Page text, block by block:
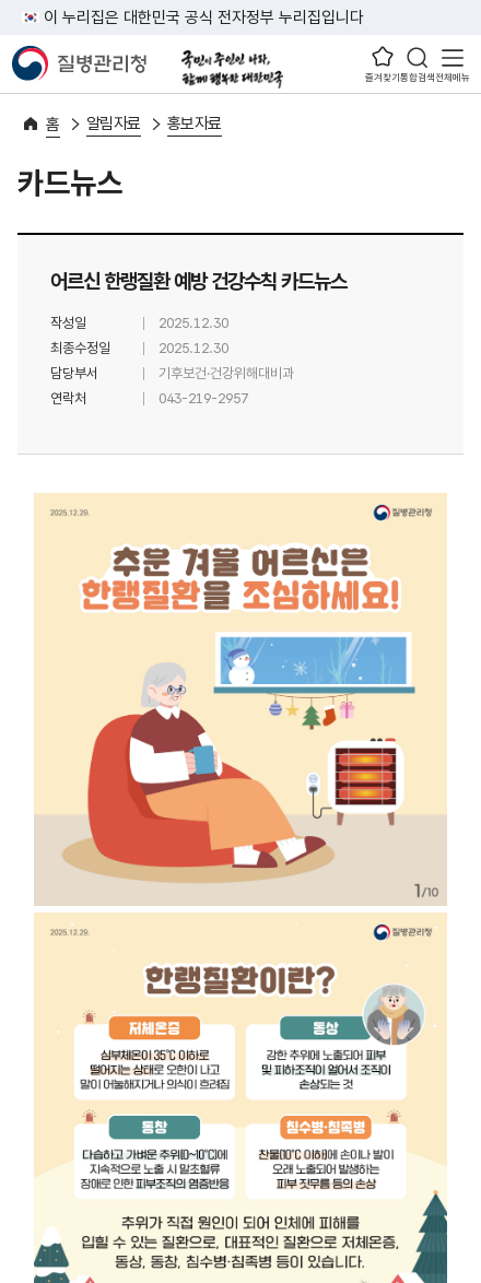
이 누리집은 대한민국 공식 전자정부 누리집입니다
즐겨찾기통합검색전체메뉴
홈 알림자료 홍보자료
카드뉴스
어르신 한랭질환 예방 건강수칙 카드뉴스
작성일
2025.12.30
최종수정일
2025.12.30
담당부서
기후보건·건강위해대비과
연락처
043-219-2957